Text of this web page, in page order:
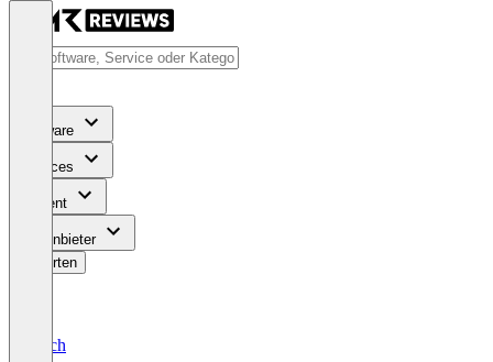
Software
Services
Content
Für Anbieter
Bewerten
Deutsch